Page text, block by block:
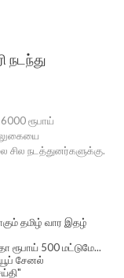
நடந்து
ரூபாய்
சில நடத்துனர்களுக்கு.
தமிழ் வார இதழ்
500 மட்டுமே...
சேனல்